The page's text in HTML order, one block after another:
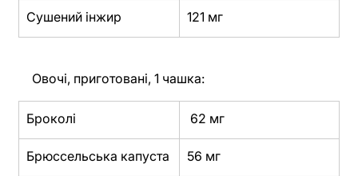
Сушений інжир 121 мг
Овочі, приготовані, 1 чашка:
Броколі 62 мг
Брюссельська капуста 56 мг